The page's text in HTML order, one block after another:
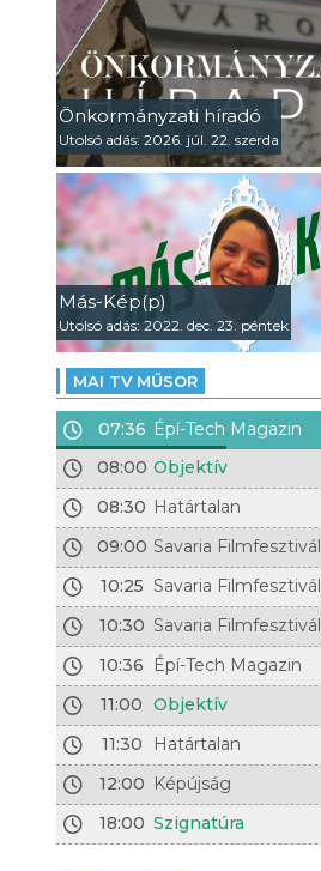
Önkormányzati híradó
Utolsó adás: 2026. júl. 22. szerda
Más-Kép(p)
Utolsó adás: 2022. dec. 23. péntek
MAI TV MŰSOR
07:36 Épí-Tech Magazin
08:00 Objektív
08:30 Határtalan
09:00 Savaria Filmfesztivál
10:25 Savaria Filmfesztivál
10:30 Savaria Filmfesztivál
10:36
Épí-Tech Magazin
11:00 Objektív
11:30
Határtalan
12:00 Képújság
18:00 Szignatúra